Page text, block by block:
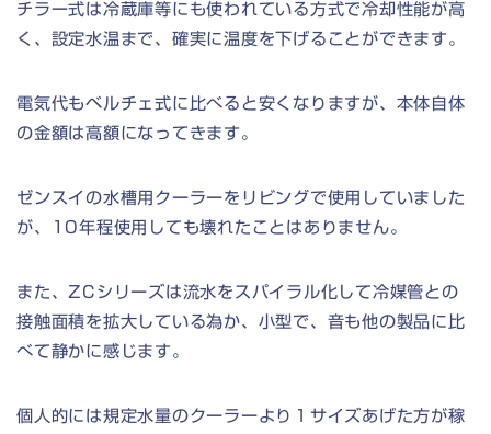
チラー式は冷蔵庫等にも使われている方式で冷却性能が高
く、設定水温まで、確実に温度を下げることができます。
電気代もベルチェ式に比べると安くなりますが、本体自体
の金額は高額になってきます。
ゼンスイの水槽用クーラーをリビングで使用していました
が、10年程使用しても壊れたことはありません。
また、ZCシリーズは流水をスパイラル化して冷媒管との
接触面積を拡大している為か、小型で、音も他の製品に比
べて静かに感じます。
個人的には規定水量のクーラーより１サイズあげた方が稼